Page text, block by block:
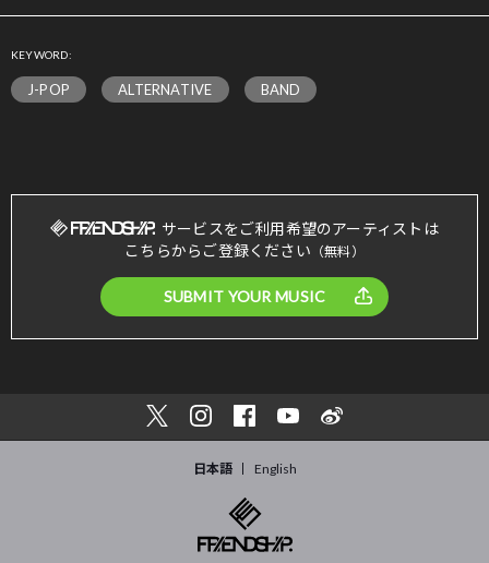
KEYWORD:
J-POP ALTERNATIVE BAND
サービスをご利用希望のアーティストは
こちらからご登録ください （無料）
SUBMIT YOUR MUSIC
日本語 English